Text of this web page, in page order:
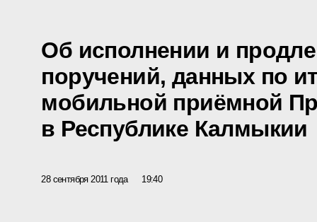
Об исполнении и
поручений, данных по
мобильной приёмной
в Республике Калмыкии
28 сентября 2011 года 19:40